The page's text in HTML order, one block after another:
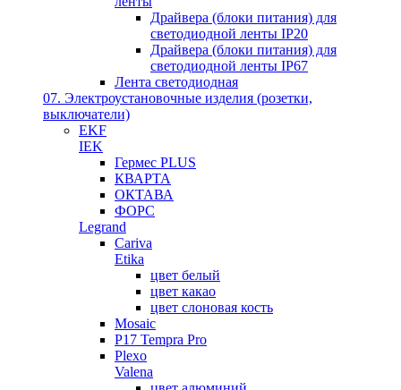
Драйвера (блоки питания) для
светодиодной ленты IP20
Драйвера (блоки питания) для
светодиодной ленты IP67
Лента светодиодная
07. Электроустановочные изделия (розетки,
выключатели)
EKF
IEK
Гермес PLUS
КВАРТА
ОКТАВА
ФОРС
Legrand
Cariva
Etika
цвет белый
цвет какао
цвет слоновая кость
Mosaic
P17 Tempra Pro
Plexo
Valena